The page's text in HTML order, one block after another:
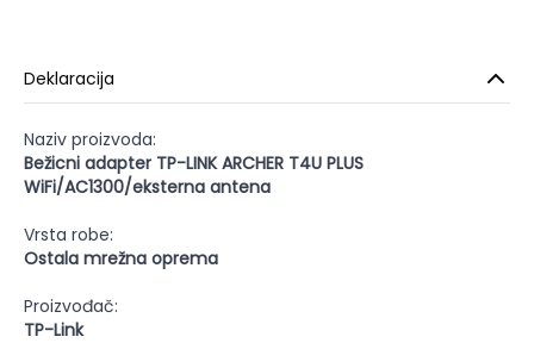
Deklaracija
Naziv proizvoda:
Bežicni adapter TP-LINK ARCHER T4U PLUS
WiFi/AC1300/eksterna antena
Vrsta robe:
Ostala mrežna oprema
Proizvođač:
TP-Link